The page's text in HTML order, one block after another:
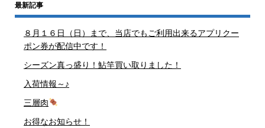
最新記事
８月１６日（日）まで、当店でもご利用出来るアプリクー
ポン券が配信中です！
シーズン真っ盛り！鮎竿買い取りました！
入荷情報～♪
三層肉
お得なお知らせ！